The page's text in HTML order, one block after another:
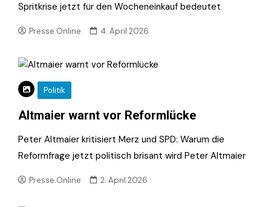
Spritkrise jetzt für den Wocheneinkauf bedeutet
Presse.Online 4. April 2026
Politik
Altmaier warnt vor Reformlücke
Peter Altmaier kritisiert Merz und SPD: Warum die
Reformfrage jetzt politisch brisant wird Peter Altmaier
Presse.Online 2. April 2026